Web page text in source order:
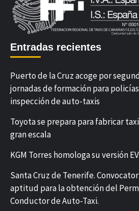
Entradas recientes
Puerto de la Cruz acoge por
jornadas de formación para
inspección de auto-taxis
Toyota se prepara para fabricar
gran escala
KGM Torres homologa su versión
Santa Cruz de Tenerife.
aptitud para la obtención del
Conductor de Auto-Taxi.